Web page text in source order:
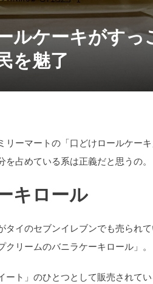
ルケーキがすっ
を魅了
ーマートの「口どけロールケー
占めている系は正義だと思うの。
キロール
イのセブンイレブンでも売られ
リームのバニラケーキロール」。
ト」のひとつとして販売されてい